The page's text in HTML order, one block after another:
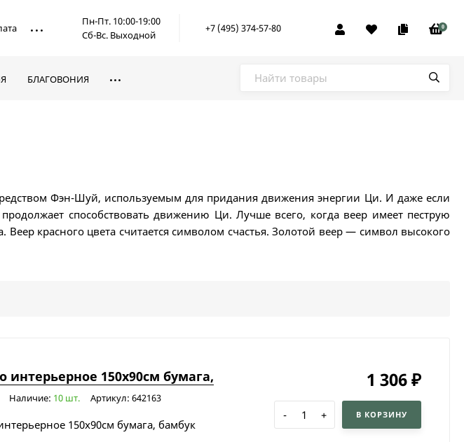
Пн-Пт. 10:00-19:00
Сб-Вс. Выходной
+7 (495) 374-57-80 0
БЛАГОВОНИЯ
Фэн-Шуй, используемым для придания движения энергии Ци. И даже если
способствовать движению Ци. Лучше всего, когда веер имеет пеструю
красного цвета считается символом счастья. Золотой веер — символ высокого
интерьерное 150х90см бумага,
Наличие: 10 шт. Артикул: 642163
150х90см бумага, бамбук
1 306 ₽
- + В КОРЗИНУ